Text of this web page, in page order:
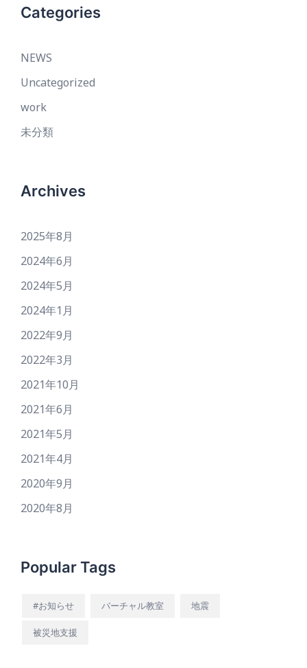
Categories
NEWS
Uncategorized
work
未分類
Archives
2025年8月
2024年6月
2024年5月
2024年1月
2022年9月
2022年3月
2021年10月
2021年6月
2021年5月
2021年4月
2020年9月
2020年8月
Popular Tags
#お知らせ バーチャル教室 地震
被災地支援